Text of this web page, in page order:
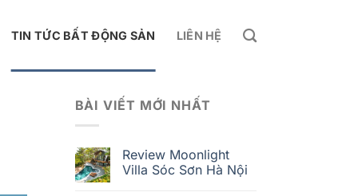
TIN TỨC BẤT ĐỘNG SẢN LIÊN HỆ
BÀI VIẾT MỚI NHẤT
Review Moonlight
Villa Sóc Sơn Hà Nội